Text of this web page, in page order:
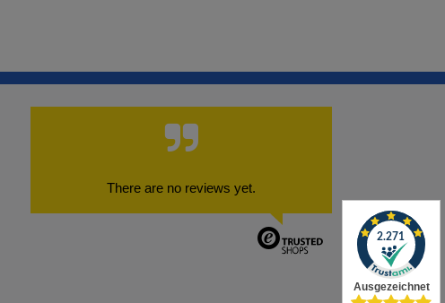
There are no reviews yet.